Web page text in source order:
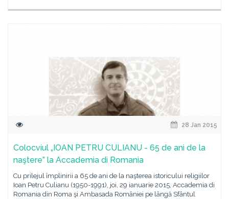
28 Jan 2015
Colocviul „IOAN PETRU CULIANU - 65 de ani de la
naştere” la Accademia di Romania
Cu prilejul împlinirii a 65 de ani de la naşterea istoricului religiilor
Ioan Petru Culianu (1950-1991), joi, 29 ianuarie 2015, Accademia di
Romania din Roma şi Ambasada României pe lângă Sfântul